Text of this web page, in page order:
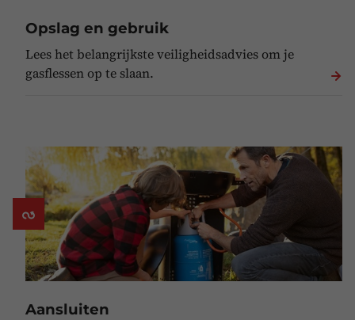
Opslag en gebruik
Lees het belangrijkste veiligheidsadvies om je
gasflessen op te slaan.
Aansluiten